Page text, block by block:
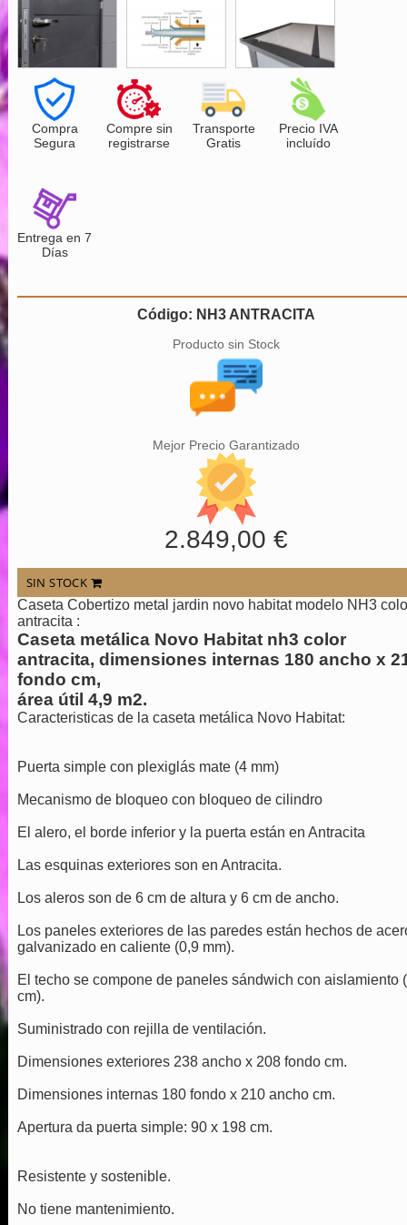
Compra
Segura
Compre sin
registrarse
Transporte
Gratis
Precio IVA
incluído
Entrega en 7
Días
Código: NH3 ANTRACITA
Producto sin Stock
Mejor Precio Garantizado
2.849,00 €
SIN STOCK
Caseta Cobertizo metal jardin novo habitat modelo NH3
antracita :
Caseta metálica Novo Habitat nh3 color
antracita, dimensiones internas 180 ancho x
fondo cm,
área útil 4,9 m2.
Caracteristicas de la caseta metálica Novo Habitat:
Puerta simple con plexiglás mate (4 mm)
Mecanismo de bloqueo con bloqueo de cilindro
El alero, el borde inferior y la puerta están en Antracita
Las esquinas exteriores son en Antracita.
Los aleros son de 6 cm de altura y 6 cm de ancho.
Los paneles exteriores de las paredes están hechos de
galvanizado en caliente (0,9 mm).
El techo se compone de paneles sándwich con aislamiento
cm).
Suministrado con rejilla de ventilación.
Dimensiones exteriores 238 ancho x 208 fondo cm.
Dimensiones internas 180 fondo x 210 ancho cm.
Apertura da puerta simple: 90 x 198 cm.
Resistente y sostenible.
No tiene mantenimiento.